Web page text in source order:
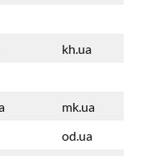
kh.ua
mk.ua
od.ua